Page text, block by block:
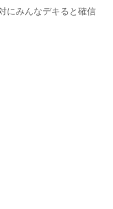
にみんなデキると確信